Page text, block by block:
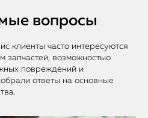
вопросы
клиенты часто интересуются
запчастей, возможностью
повреждений и
ответы на основные